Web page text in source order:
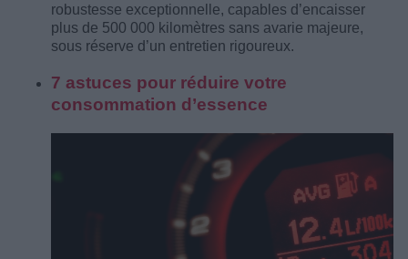
robustesse exceptionnelle, capables d’encaisser
plus de 500 000 kilomètres sans avarie majeure,
sous réserve d’un entretien rigoureux.
7 astuces pour réduire votre
consommation d’essence